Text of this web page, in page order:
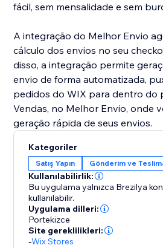
fácil, sem mensalidade e sem
A integração do Melhor Envio
cálculo dos envios no seu
disso, a integração permite
envio de forma automatizada,
pedidos do WIX para dentro do
Vendas, no Melhor Envio, onde
Kategoriler
Satış Yapın Gönderim ve
Kullanılabilirlik:
Bu uygulama yalnızca Brezilya
kullanılabilir.
Uygulama dilleri:
Portekizce
Site gereklilikleri:
-Wix Stores